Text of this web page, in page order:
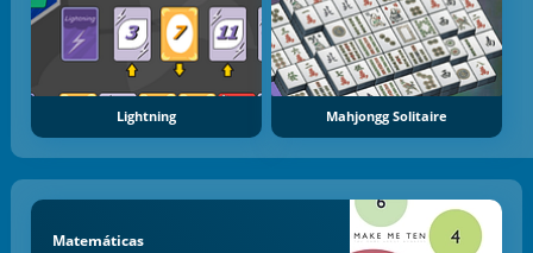
Lightning Mahjongg Solitaire
Matemáticas